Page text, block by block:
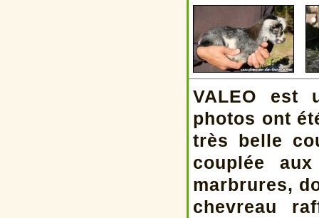
VALEO est
photos ont
très belle
couplée
marbrures,
chevreau